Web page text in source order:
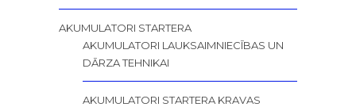
AKUMULATORI STARTERA
AKUMULATORI LAUKSAIMNIECĪBAS UN
DĀRZA TEHNIKAI
AKUMULATORI STARTERA KRAVAS